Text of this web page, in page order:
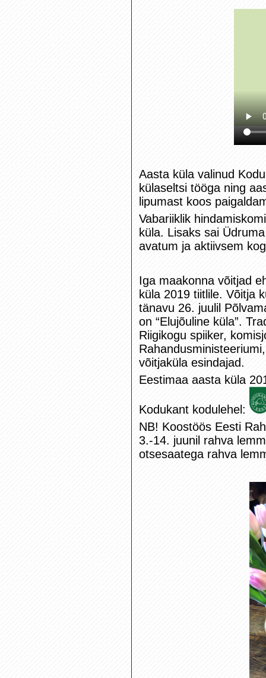
Aasta küla valinud
külaseltsi tööga ning
lipumast koos
Vabariiklik
küla. Lisaks sai
avatum ja aktiivsem
Iga maakonna võitjad
küla 2019 tiitlile. Võitja
tänavu 26. juulil
on “Elujõuline küla”.
Riigikogu spiiker,
võitjaküla esindajad.
Eestimaa aasta küla
Kodukant kodulehel:
NB! Koostöös Eesti
3.-14. juunil rahva
otsesaatega rahva